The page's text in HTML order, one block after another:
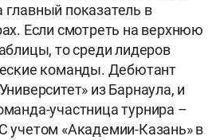
показатель в
Если смотреть на верхнюю
то среди лидеров
команды. Дебютант
из Барнаула, и
участница турнира –
«Академии-Казань» в